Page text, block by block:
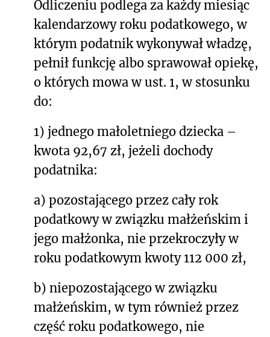
Odliczeniu podlega za każdy miesiąc
kalendarzowy roku podatkowego, w
którym podatnik wykonywał władzę,
pełnił funkcję albo sprawował opiekę,
o których mowa w ust. 1, w stosunku
do:
1) jednego małoletniego dziecka –
kwota 92,67 zł, jeżeli dochody
podatnika:
a) pozostającego przez cały rok
podatkowy w związku małżeńskim i
jego małżonka, nie przekroczyły w
roku podatkowym kwoty 112 000 zł,
b) niepozostającego w związku
małżeńskim, w tym również przez
część roku podatkowego, nie